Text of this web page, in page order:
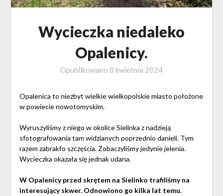
Wycieczka niedaleko
Opalenicy.
Opublikowano 8 kwietnia 2024
Opalenica to niezbyt wielkie wielkopolskie miasto położone
w powiecie nowotomyskim.
Wyruszyliśmy z niego w okolice Sielinka z nadzieją
sfotografowania tam widzianych poprzednio danieli. Tym
razem zabrakło szczęścia. Zobaczyliśmy jedynie jelenia.
Wycieczka okazała się jednak udana.
W Opalenicy przed skrętem na Sielinko trafiliśmy na
interesujący skwer. Odnowiono go kilka lat temu.